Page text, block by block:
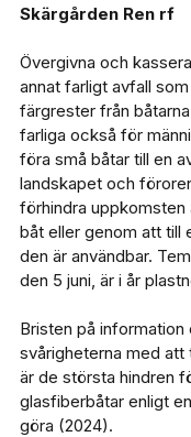
Skärgården Ren rf
Övergivna och
annat farligt avfall
färgrester från
farliga också för
föra små båtar till en
landskapet och
förhindra uppkomsten
båt eller genom att till
den är användbar.
den 5 juni, är i år
Bristen på information
svårigheterna med att
är de största hindren
glasfiberbåtar enligt
göra (2024).